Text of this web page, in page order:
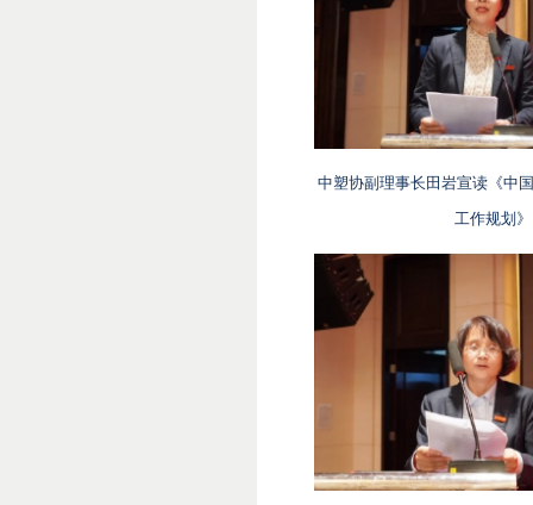
中塑协副理事长田岩宣读《中
工作规划》